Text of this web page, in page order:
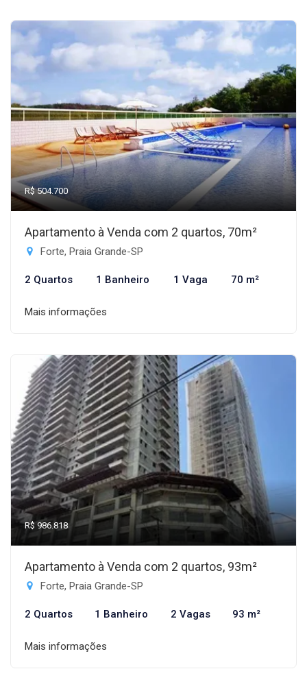
R$ 504.700
Apartamento à Venda com 2 quartos, 70m²
Forte, Praia Grande-SP
2 Quartos 1 Banheiro 1 Vaga 70 m²
Mais informações
R$ 986.818
Apartamento à Venda com 2 quartos, 93m²
Forte, Praia Grande-SP
2 Quartos 1 Banheiro 2 Vagas 93 m²
Mais informações